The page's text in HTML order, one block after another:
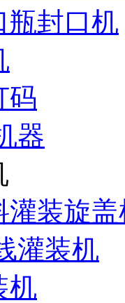
瓶封口机
码
器
灌装旋盖
灌装机
机